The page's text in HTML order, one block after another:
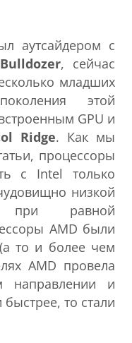
аутсайдером с
Bulldozer, сейчас
младших
этой
GPU и
Ridge. Как мы
процессоры
с Intel только
низкой
при равной
AMD были
то и более чем
AMD провела
направлении и
быстрее, то стали